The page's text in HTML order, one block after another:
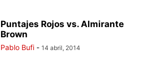
Puntajes Rojos vs. Almirante
Brown
Pablo Bufi - 14 abril, 2014